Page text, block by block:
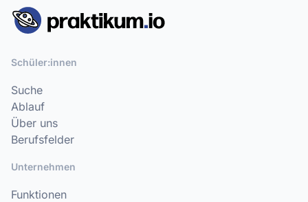
Schüler:innen
Suche
Ablauf
Über uns
Berufsfelder
Unternehmen
Funktionen